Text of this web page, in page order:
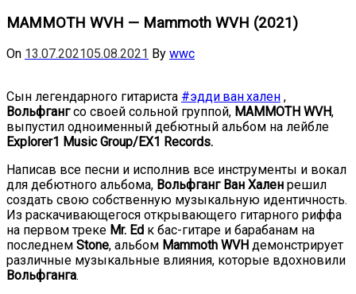
MAMMOTH WVH — Mammoth WVH (2021)
On 13.07.202105.08.2021 By wwc
Сын легендарного гитариста #эдди ван хален ,
Вольфгангсо своей сольной группой, MAMMOTH WVH,
выпустил одноименный дебютный альбом на лейбле
Explorer1 Music Group/EX1 Records.
Написав все песни и исполнив все инструменты и вокал
для дебютного альбома, Вольфганг Ван Хален решил
создать свою собственную музыкальную идентичность.
Из раскачивающегося открывающего гитарного риффа
на первом треке Mr. Ed к бас-гитаре и барабанам на
последнем Stone, альбом Mammoth WVH демонстрирует
различные музыкальные влияния, которые вдохновили
Вольфганга.